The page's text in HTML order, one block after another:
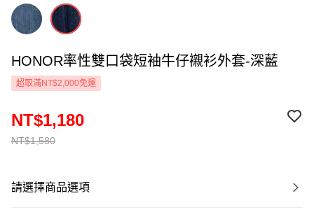
HONOR率性雙口袋短袖牛仔襯衫外套-深藍
超取滿NT$2,000免運
NT$1,580
NT$1,180
請選擇商品選項